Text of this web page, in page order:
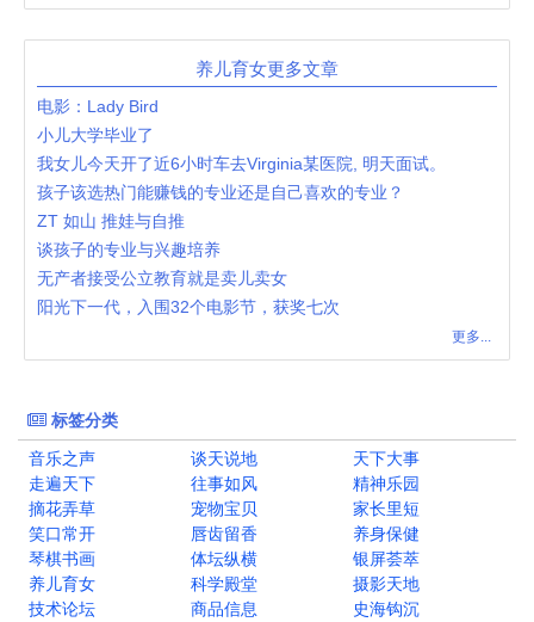
养儿育女更多文章
电影：Lady Bird
小儿大学毕业了
我女儿今天开了近6小时车去Virginia某医院, 明天面试。
孩子该选热门能赚钱的专业还是自己喜欢的专业？
ZT 如山 推娃与自推
谈孩子的专业与兴趣培养
无产者接受公立教育就是卖儿卖女
阳光下一代，入围32个电影节，获奖七次
更多...
标签分类
音乐之声
谈天说地
天下大事
走遍天下
往事如风
精神乐园
摘花弄草
宠物宝贝
家长里短
笑口常开
唇齿留香
养身保健
琴棋书画
体坛纵横
银屏荟萃
养儿育女
科学殿堂
摄影天地
技术论坛
商品信息
史海钩沉